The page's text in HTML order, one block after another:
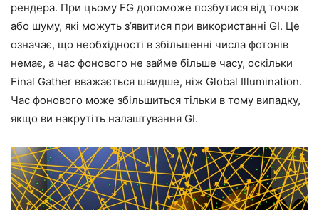
рендера. При цьому FG допоможе позбутися від точок
або шуму, які можуть з’явитися при використанні GI. Це
означає, що необхідності в збільшенні числа фотонів
немає, а час фонового не займе більше часу, оскільки
Final Gather вважається швидше, ніж Global Illumination.
Час фонового може збільшиться тільки в тому випадку,
якщо ви накрутіть налаштування GI.